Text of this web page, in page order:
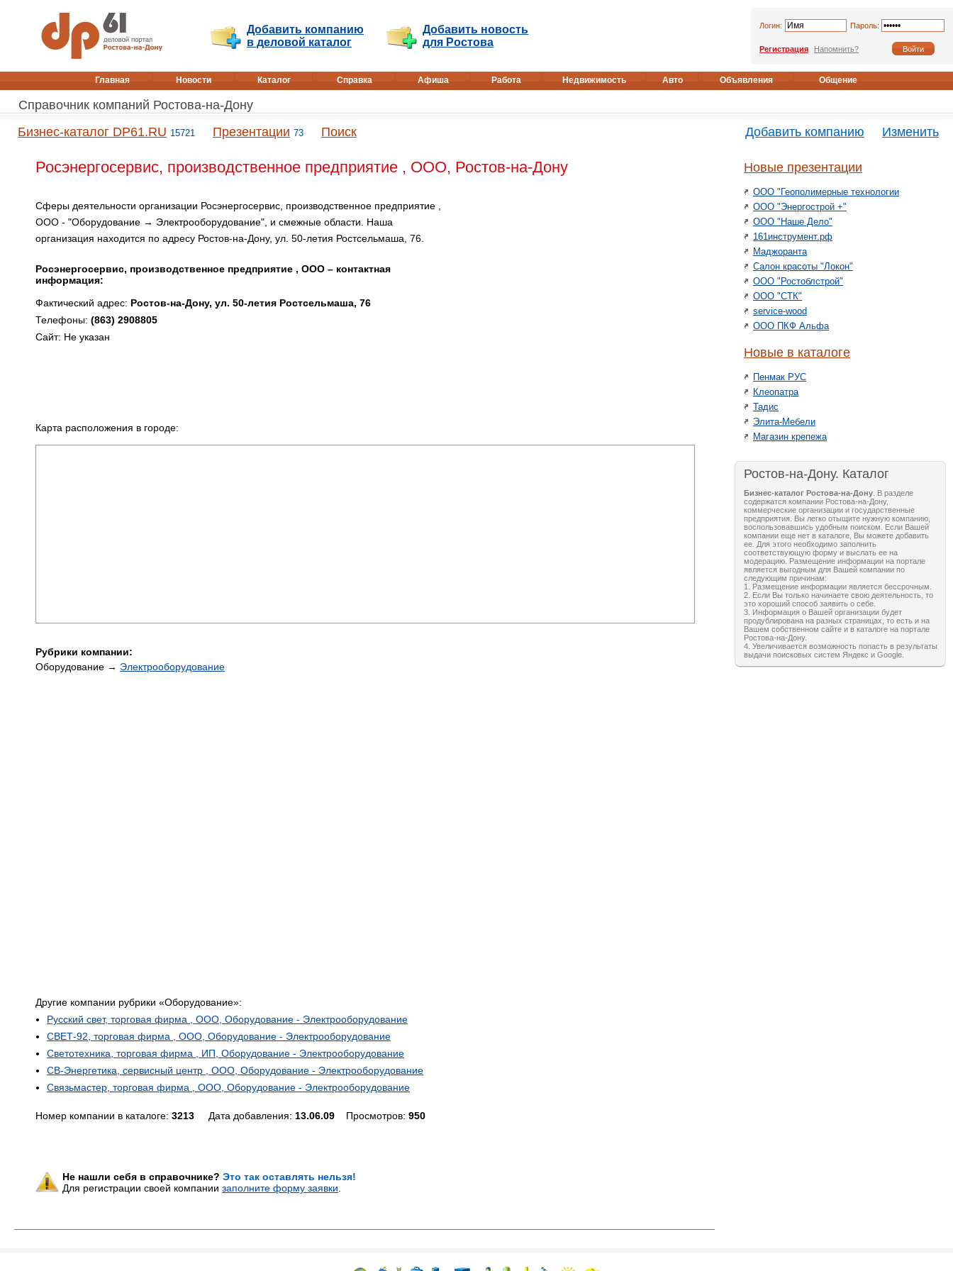
Добавить компанию
в деловой каталог
Добавить новость
для Ростова
Логин: Пароль:
Регистрация Напомнить?
Главная Новости Каталог Справка Афиша Работа Недвижимость Авто Объявления Общение
Справочник компаний Ростова-на-Дону
Бизнес-каталог DP61.RU 15721 Презентации 73 Поиск Добавить компанию Изменить
Росэнергосервис, производственное предприятие , ООО, Ростов-на-Дону
Сферы деятельности организации Росэнергосервис, производственное предприятие ,
ООО - "Оборудование → Электрооборудование", и смежные области. Наша
организация находится по адресу Ростов-на-Дону, ул. 50-летия Ростсельмаша, 76.
Росэнергосервис, производственное предприятие , ООО – контактная
информация:
Фактический адрес: Ростов-на-Дону, ул. 50-летия Ростсельмаша, 76
Телефоны: (863) 2908805
Сайт: Не указан
Карта расположения в городе:
Рубрики компании:
Оборудование → Электрооборудование
Другие компании рубрики «Оборудование»:
Русский свет, торговая фирма , ООО, Оборудование - Электрооборудование
СВЕТ-92, торговая фирма , ООО, Оборудование - Электрооборудование
Светотехника, торговая фирма , ИП, Оборудование - Электрооборудование
СВ-Энергетика, сервисный центр , ООО, Оборудование - Электрооборудование
Связьмастер, торговая фирма , ООО, Оборудование - Электрооборудование
Номер компании в каталоге: 3213 Дата добавления: 13.06.09 Просмотров: 950
Не нашли себя в справочнике? Это так оставлять нельзя!
Для регистрации своей компании заполните форму заявки
Новые презентации
ООО "Геополимерные технологии
ООО "Энергострой +"
ООО "Наше Дело"
161инструмент.рф
Маджоранта
Салон красоты "Локон"
ООО "Ростоблстрой"
ООО "СТК"
service-wood
ООО ПКФ Альфа
Новые в каталоге
Пенмак РУС
Клеопатра
Тадис
Элита-Мебели
Магазин крепежа
Ростов-на-Дону. Каталог
Бизнес-каталог Ростова-на-Дону . В разделе
содержатся компании Ростова-на-Дону,
коммерческие организации и государственные
предприятия. Вы легко отыщите нужную компанию,
воспользовавшись удобным поиском. Если Вашей
компании еще нет в каталоге, Вы можете добавить
ее. Для этого необходимо заполнить
соответствующую форму и выслать ее на
модерацию. Размещение информации на портале
является выгодным для Вашей компании по
следующим причинам:
1. Размещение информации является бессрочным.
2. Если Вы только начинаете свою деятельность, то
это хороший способ заявить о себе.
3. Информация о Вашей организации будет
продублирована на разных страницах, то есть и на
Вашем собственном сайте и в каталоге на портале
Ростова-на-Дону.
4. Увеличивается возможность попасть в результаты
выдачи поисковых систем Яндекс и Google.